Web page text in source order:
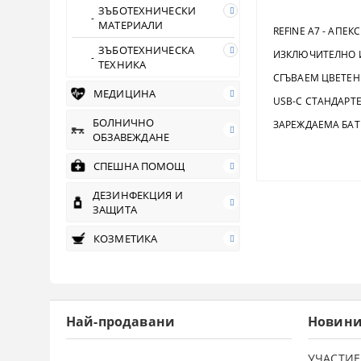
ЗЪБОТЕХНИЧЕСКИ
МАТЕРИАЛИ
ЗЪБОТЕХНИЧЕСКА
ТЕХНИКА
МЕДИЦИНА
БОЛНИЧНО
ОБЗАВЕЖДАНЕ
СПЕШНА ПОМОЩ
ДЕЗИНФЕКЦИЯ И
ЗАЩИТА
КОЗМЕТИКА
REFINE A7 -
ИЗКЛЮЧИТЕЛНО
СГЪВАЕМ
USB-C
ЗАРЕЖДАЕМА
Най-продавани